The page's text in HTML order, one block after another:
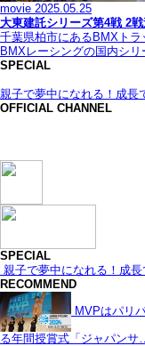
movie 2025.05.25
大東建託シリーズ第4戦 2
千葉県柏市にあるBMXト
BMXレーシングの国内シ
SPECIAL
親子で夢中になれる！成長
OFFICIAL CHANNEL
SPECIAL
親子で夢中になれる！成
RECOMMEND
MVPはパリ
る年間授賞式「ジャパンサ…